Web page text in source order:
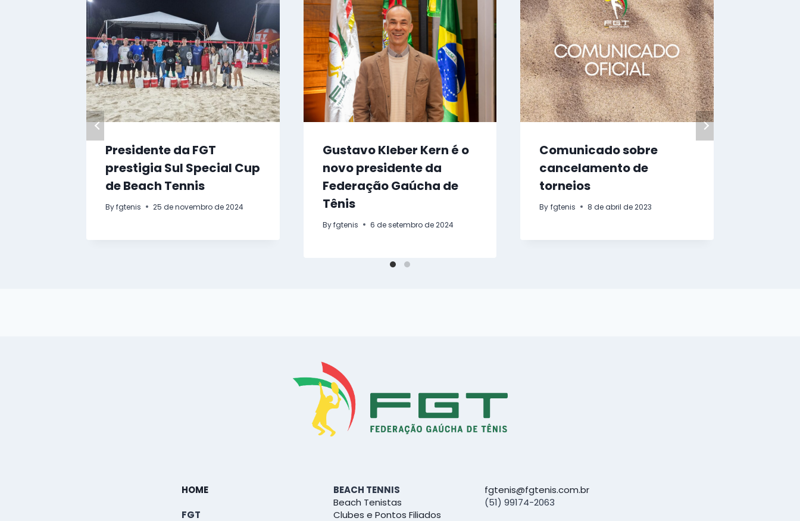
Presidente da FGT
prestigia Sul Special Cup
de Beach Tennis
Byfgtenis 25 de novembro de 2024
Gustavo Kleber Kern é o
novo presidente da
Federação Gaúcha de
Tênis
Byfgtenis 6 de setembro de 2024
Comunicado sobre
cancelamento de
torneios
By fgtenis 8 de abril de 2023
HOME
FGT
BEACH TENNIS
Beach Tenistas
Clubes e Pontos Filiados
fgtenis@fgtenis.com.br
(51) 99174-2063